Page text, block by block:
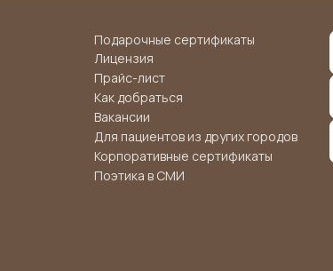
Подарочные сертификаты
Лицензия
Прайс-лист
Как добраться
Вакансии
Для пациентов из других городов
Корпоративные сертификаты
Поэтика в СМИ